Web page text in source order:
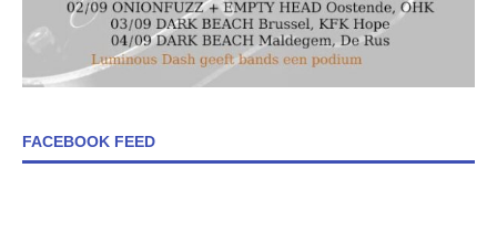
FACEBOOK FEED